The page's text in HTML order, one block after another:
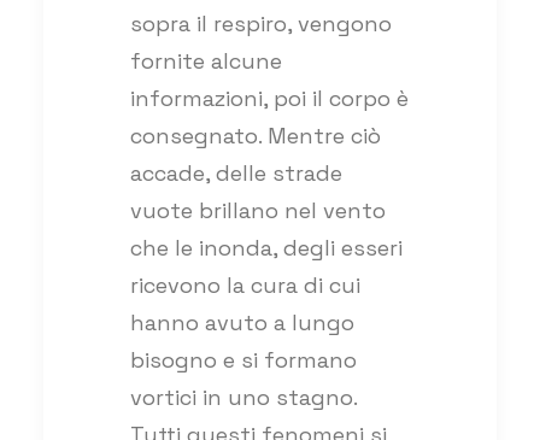
sopra il respiro, vengono
fornite alcune
informazioni, poi il corpo è
consegnato. Mentre ciò
accade, delle strade
vuote brillano nel vento
che le inonda, degli esseri
ricevono la cura di cui
hanno avuto a lungo
bisogno e si formano
vortici in uno stagno.